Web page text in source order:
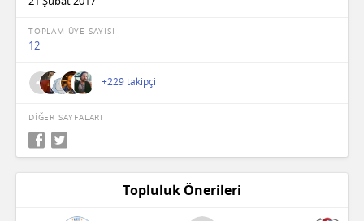
TOPLAM ÜYE SAYISI
12
+229 takipçi
DİĞER SAYFALARI
Topluluk Önerileri